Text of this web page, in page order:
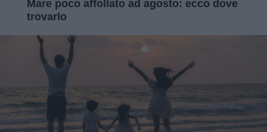
Mare poco affollato ad agosto: ecco dove
trovarlo